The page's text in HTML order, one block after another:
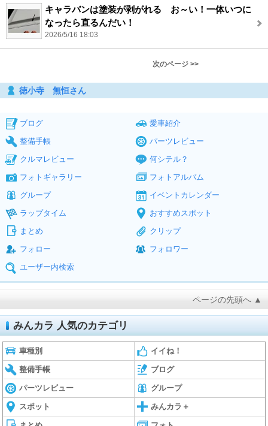
キャラバンは塗装が剥がれる お～い！一体いつに
なったら直るんだい！
2026/5/16 18:03
次のページ >>
徳小寺 無恒さん
ブログ
愛車紹介
整備手帳
パーツレビュー
クルマレビュー
何シテル？
フォトギャラリー
フォトアルバム
グループ
イベントカレンダー
ラップタイム
おすすめスポット
まとめ
クリップ
フォロー
フォロワー
ユーザー内検索
ページの先頭へ ▲
みんカラ 人気のカテゴリ
車種別 イイね！
整備手帳 ブログ
パーツレビュー グループ
スポット みんカラ＋